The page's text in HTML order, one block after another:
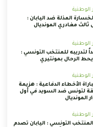
الوطنية
المذلة ضد اليابان :
مغادري المونديال
الوطنية
لتدريبه للمنتخب التونسي :
يحط الرحال بمونتيري
الوطنية
الأخطاء الدفاعية : هزيمة
لتونس ضد السويد في أول
المونديال
الوطنية
التونسي : اليابان تصدم